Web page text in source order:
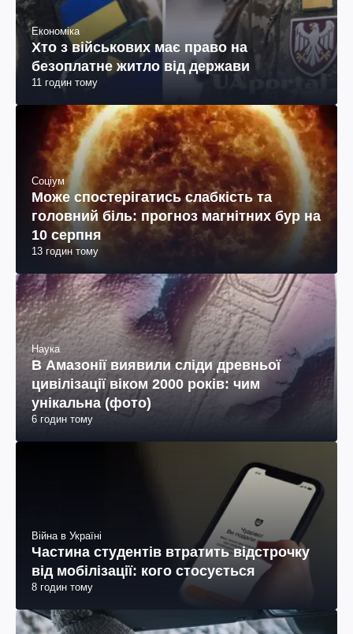
Економіка
Хто з військових має право на
безоплатне житло від держави
11 годин тому
Соціум
Може спостерігатись слабкість та
головний біль: прогноз магнітних бур на
10 серпня
13 годин тому
Наука
В Амазонії виявили сліди древньої
цивілізації віком 2000 років: чим
унікальна (фото)
6 годин тому
Війна в Україні
Частина студентів втратить відстрочку
від мобілізації: кого стосується
8 годин тому